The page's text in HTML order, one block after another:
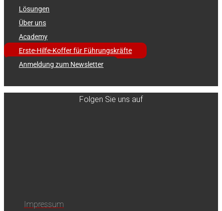
Lösungen
Über uns
Academy
Erste-Hilfe-Koffer für Führungskräfte
Anmeldung zum Newsletter
Folgen Sie uns auf
Impressum